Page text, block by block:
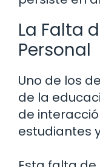
La Falta
Personal
Uno de los
de la
de
estudiantes